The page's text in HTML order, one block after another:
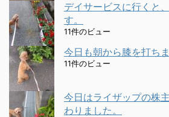
デイサービスに行くと
す。
11件のビュー
今日も朝から膝を打ちま
11件のビュー
今日はライザップの株
わりました。